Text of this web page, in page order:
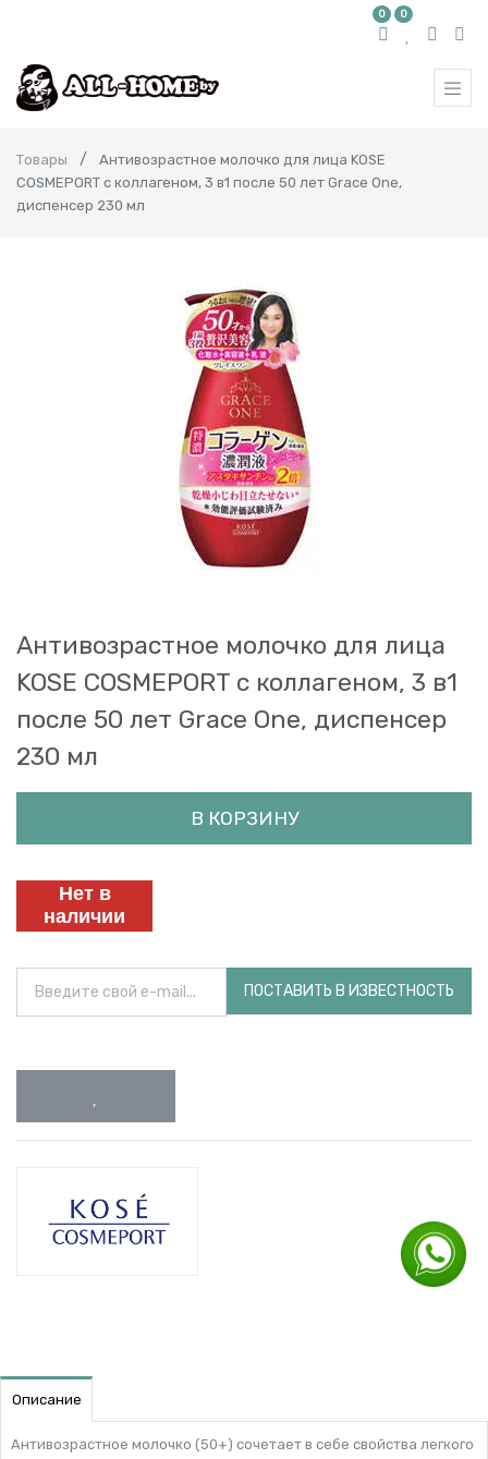
0 0
Товары
Антивозрастное молочко для лица KOSE
COSMEPORT с коллагеном, 3 в1 после 50 лет Grace One,
диспенсер 230 мл
Антивозрастное молочко для лица
KOSE COSMEPORT с коллагеном, 3 в1
после 50 лет Grace One, диспенсер
230 мл
В КОРЗИНУ
Нет в
наличии
ПОСТАВИТЬ В ИЗВЕСТНОСТЬ
Описание
Антивозрастное молочко (50+) сочетает в себе свойства легкого